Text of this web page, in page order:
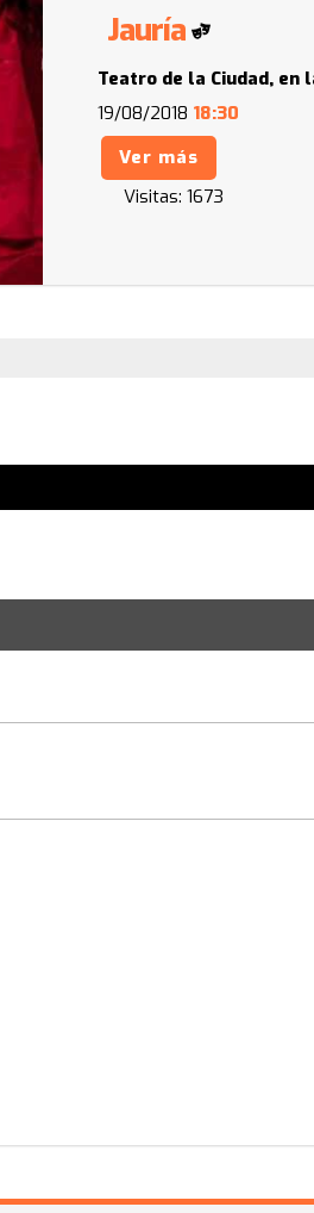
Jauría
Teatro de la Ciudad, en
19/08/2018 18:30
Ver más
Visitas: 1673